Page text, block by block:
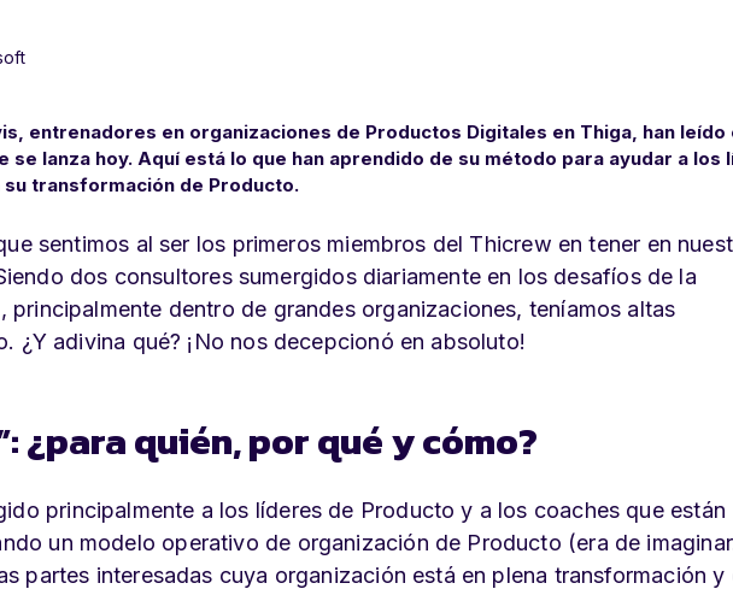
entrenadores en organizaciones de Productos Digitales en Thiga, han leído
se lanza hoy. Aquí está lo que han aprendido de su método para ayudar a los
transformación de Producto.
sentimos al ser los primeros miembros del Thicrew en tener en
dos consultores sumergidos diariamente en los desafíos de la
dentro de grandes organizaciones, teníamos altas
¿Y adivina qué? ¡No nos decepcionó en absoluto!
¿para quién, por qué y cómo?
principalmente a los líderes de Producto y a los coaches que están
un modelo operativo de organización de Producto (era de
partes interesadas cuya organización está en plena transformación y